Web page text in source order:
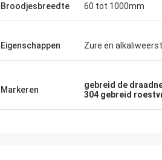
Broodjesbreedte 60 tot 1000mm
Eigenschappen Zure en
Markeren gebreid de
304 gebreid